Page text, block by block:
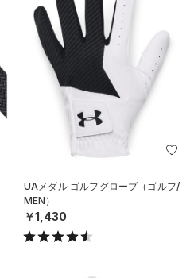
UAメダル ゴルフグローブ（ゴルフ/
MEN）
￥1,430